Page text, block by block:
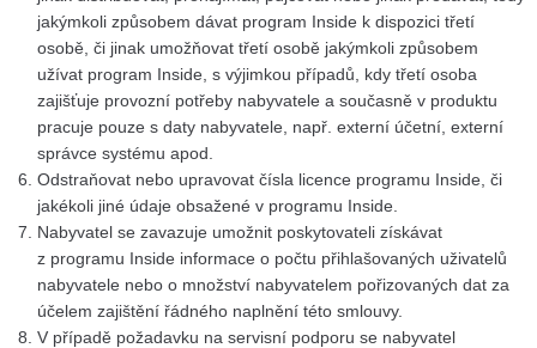
jakýmkoli způsobem dávat program Inside k dispozici třetí
osobě, či jinak umožňovat třetí osobě jakýmkoli způsobem
užívat program Inside, s výjimkou případů, kdy třetí osoba
zajišťuje provozní potřeby nabyvatele a současně v produktu
pracuje pouze s daty nabyvatele, např. externí účetní, externí
správce systému apod.
Odstraňovat nebo upravovat čísla licence programu Inside, či
jakékoli jiné údaje obsažené v programu Inside.
Nabyvatel se zavazuje umožnit poskytovateli získávat
z programu Inside informace o počtu přihlašovaných uživatelů
nabyvatele nebo o množství nabyvatelem pořizovaných dat za
účelem zajištění řádného naplnění této smlouvy.
V případě požadavku na servisní podporu se nabyvatel